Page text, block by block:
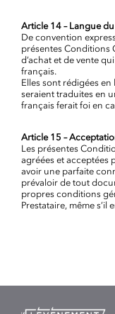
Article 14 – Langue
De convention
présentes Conditions
d’achat et de vente
français.
Elles sont rédigées
seraient traduites en
français ferait foi en
Article 15 –
Les présentes
agréées et acceptées
avoir une parfaite
prévaloir de tout
propres conditions
Prestataire, même s’il